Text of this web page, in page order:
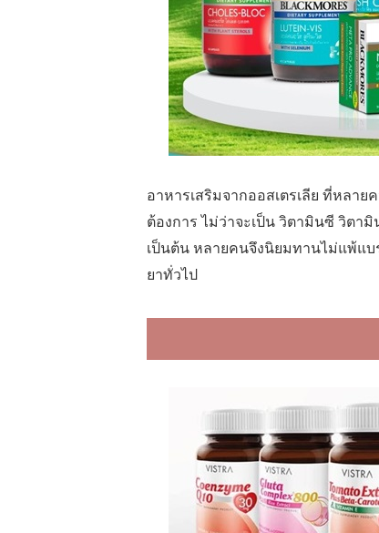
อาหารเสริมจากออสเตรเลีย ที่หลา
ต้องการ ไม่ว่าจะเป็น วิตามินซี วิต
เป็นต้น หลายคนจึงนิยมทานไม่แพ้แ
ยาทั่วไป